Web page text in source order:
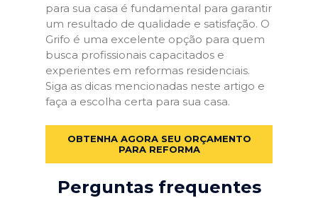
para sua casa é fundamental para garantir
um resultado de qualidade e satisfação. O
Grifo é uma excelente opção para quem
busca profissionais capacitados e
experientes em reformas residenciais.
Siga as dicas mencionadas neste artigo e
faça a escolha certa para sua casa.
OBTENHA AGORA SEU ORÇAMENTO
PARA REFORMA
Perguntas frequentes